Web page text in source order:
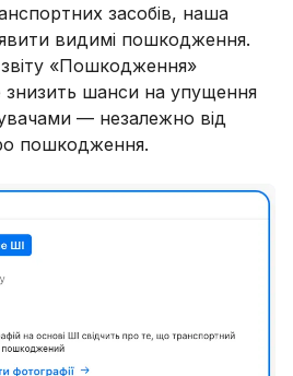
засобів, наша
видимі пошкодження.
«Пошкодження»
знизить шанси на упущення
— незалежно від
пошкодження.